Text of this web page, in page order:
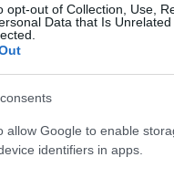
opt-out of Collection, Use,
Data that Is
allow Google to enable
identifiers in apps.
ellen
hogy a
amely
szabályozza